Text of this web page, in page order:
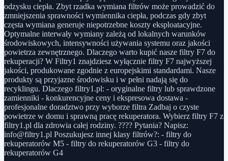
odzysku ciepła. Zbyt rzadka wymiana filtrów może prowadzić do
zmniejszenia sprawności wymiennika ciepła, podczas gdy zbyt
częsta wymiana generuje niepotrzebne koszty eksploatacyjne.
Optymalne interwały wymiany zależą od lokalnych warunków
środowiskowych, intensywności używania systemu oraz jakości
powietrza zewnętrznego. Dlaczego warto kupić nasze filtry F7 do
rekuperacji? W Filtry1 znajdziesz wyłącznie filtry F7 najwyższej
jakości, produkowane zgodnie z europejskimi standardami. Nasze
produkty są przyjazne środowisku i w pełni nadają się do
recyklingu. Dlaczego filtry1.pl: - oryginalne filtry lub sprawdzone
zamienniki - konkurencyjne ceny i ekspresowa dostawa -
profesjonalne doradztwo przy wyborze filtra Zadbaj o czyste
powietrze w domu i sprawną pracę rekuperatora. Wybierz filtry F7 z
filtry1.pl dla zdrowia całej rodziny. ???? Pytania? Napisz:
info@filtry1.pl Poszukujesz innej klasy filtrów?: - filtry do
rekuperatorów M5 - filtry do rekuperatorów G3 - filtry do
rekuperatorów G4